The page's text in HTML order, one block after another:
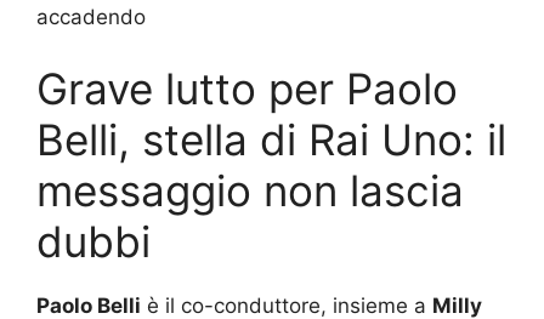
accadendo
Grave lutto per Paolo
Belli, stella di Rai Uno: il
messaggio non lascia
dubbi
Paolo Belli è il co-conduttore, insieme a Milly